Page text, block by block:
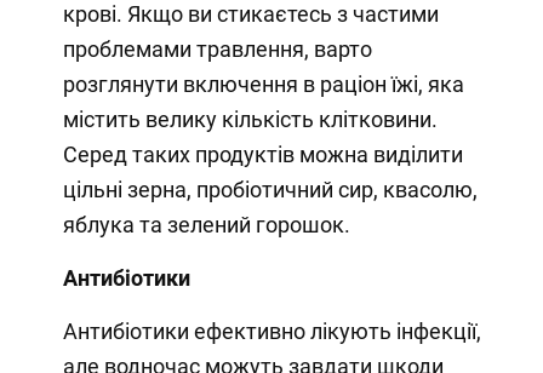
крові. Якщо ви стикаєтесь з частими
проблемами травлення, варто
розглянути включення в раціон їжі, яка
містить велику кількість клітковини.
Серед таких продуктів можна виділити
цільні зерна, пробіотичний сир, квасолю,
яблука та зелений горошок.
Антибіотики
Антибіотики ефективно лікують інфекції,
але водночас можуть завдати шкоди